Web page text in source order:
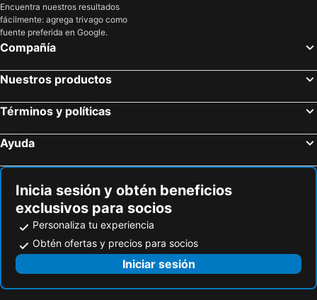
Encuentra nuestros resultados
fácilmente: agrega trivago como
fuente preferida en Google.
Compañía
Nuestros productos
Términos y políticas
Ayuda
Inicia sesión y obtén beneficios
exclusivos para socios
Personaliza tu experiencia
Obtén ofertas y precios para socios
Iniciar sesión